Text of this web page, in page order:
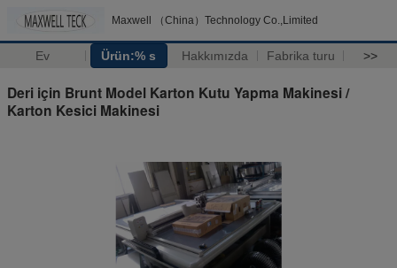
Maxwell （China）Technology Co.,Limited
Ev Ürün:% s Hakkımızda Fabrika turu >>
Deri için Brunt Model Karton Kutu Yapma Makinesi /
Karton Kesici Makinesi